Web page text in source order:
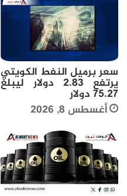
سعر برميل النفط الكويتي
يرتفع 2.83 دولار ليبلغ
75.27 دولار
أغسطس 8, 2026